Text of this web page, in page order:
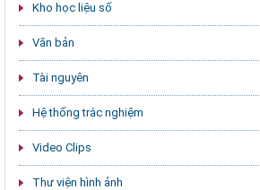
Kho học liệu số
Văn bản
Tài nguyên
Hệ thống trắc nghiệm
Video Clips
Thư viện hình ảnh